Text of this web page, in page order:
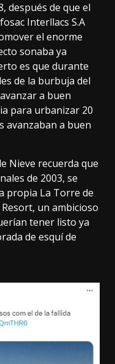
, después de que el
Interllacs S.A
el enorme
sonaba ya
es que durante
de la burbuja del
a buen
para urbanizar 20
avanzaban a buen
Nieve recuerda que
de 2003, se
propia La Torre de
un ambicioso
tener listo ya
de esquí de